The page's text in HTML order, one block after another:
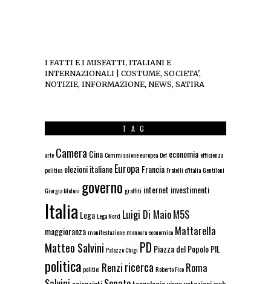
I FATTI E I MISFATTI, ITALIANI E
INTERNAZIONALI | COSTUME, SOCIETA',
NOTIZIE, INFORMAZIONE, NEWS, SATIRA
TAG
arte Camera CinaCommissione europeaDef economiaefficienza
politica elezioni italianeEuropa FranciaFratelli d'ItaliaGentiloni
Giorgia Meloni governo graffiti internet investimenti
Italia LegaLega Nord Luigi Di MaioM5S
maggioranzamanifestazionemanovra economica Mattarella
Matteo Salvini Palazzo Chigi PD Piazza del PopoloPIL
politicapolitici Renzi ricerca Roberto Fico Roma